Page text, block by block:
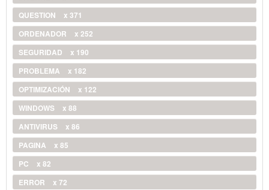
QUESTION
x 371
ORDENADOR
x 252
SEGURIDAD
x 190
PROBLEMA
x 182
OPTIMIZACIÓN
x 122
WINDOWS
x 88
ANTIVIRUS
x 86
PAGINA
x 85
PC
x 82
ERROR
x 72